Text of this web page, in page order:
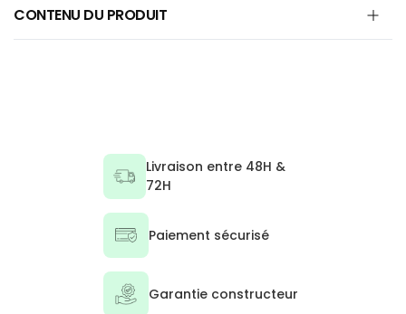
CONTENU DU PRODUIT
Livraison entre 48H &
72H
Paiement sécurisé
Garantie constructeur